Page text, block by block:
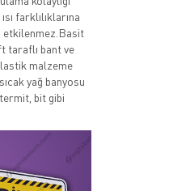
farklılıklarına
etkilenmez.Basit
taraflı bant ve
malzeme
yağ banyosu
bit gibi